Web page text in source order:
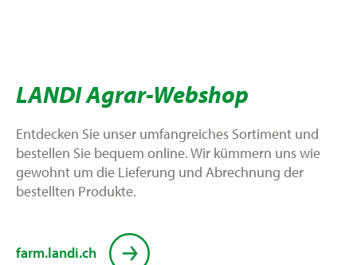
LANDI Agrar-Webshop
Entdecken Sie unser umfangreiches Sortiment und
bestellen Sie bequem online. Wir kümmern uns wie
gewohnt um die Lieferung und Abrechnung der
bestellten Produkte.
farm.landi.ch